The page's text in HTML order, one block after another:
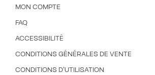
MON COMPTE
FAQ
ACCESSIBILITÉ
CONDITIONS GÉNÉRALES DE VENTE
CONDITIONS D'UTILISATION